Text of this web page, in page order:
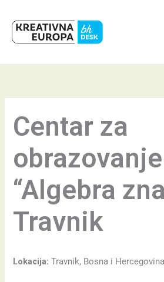
content
Centar za
obrazovanje
“Algebra
Travnik
Lokacija: Travnik, Bosna i Hercegovina